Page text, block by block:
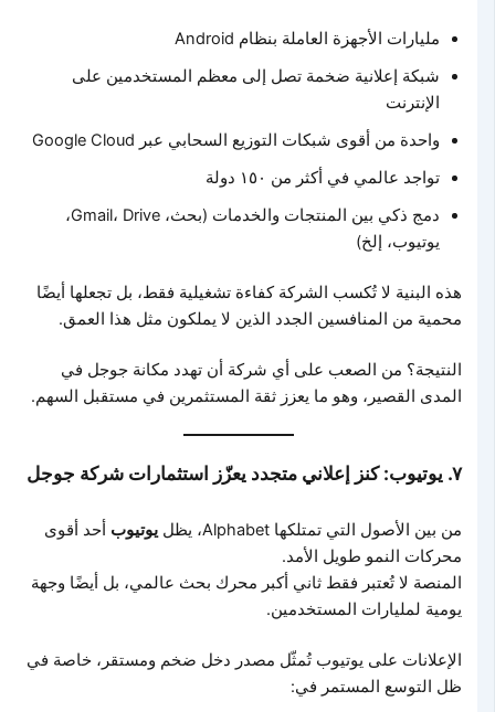
مليارات الأجهزة العاملة بنظام Android
شبكة إعلانية ضخمة تصل إلى معظم المستخدمين على
الإنترنت
واحدة من أقوى شبكات التوزيع السحابي عبر Google Cloud
تواجد عالمي في أكثر من ١٥٠ دولة
دمج ذكي بين المنتجات والخدمات (بحث، Gmail، Drive،
يوتيوب، إلخ)
هذه البنية لا تُكسب الشركة كفاءة تشغيلية فقط، بل تجعلها أيضًا
محمية من المنافسين الجدد الذين لا يملكون مثل هذا العمق.
النتيجة؟ من الصعب على أي شركة أن تهدد مكانة جوجل في
المدى القصير، وهو ما يعزز ثقة المستثمرين في مستقبل السهم.
٧. يوتيوب: كنز إعلاني متجدد يعزّز استثمارات شركة جوجل
من بين الأصول التي تمتلكها Alphabet، يظل يوتيوبأحد أقوى
محركات النمو طويل الأمد.
المنصة لا تُعتبر فقط ثاني أكبر محرك بحث عالمي، بل أيضًا وجهة
يومية لمليارات المستخدمين.
الإعلانات على يوتيوب تُمثّل مصدر دخل ضخم ومستقر، خاصة في
ظل التوسع المستمر في: